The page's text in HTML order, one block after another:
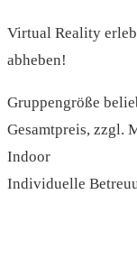
Virtual Reality
abheben!
Gruppengröße
Gesamtpreis, zzgl.
Indoor
Individuelle